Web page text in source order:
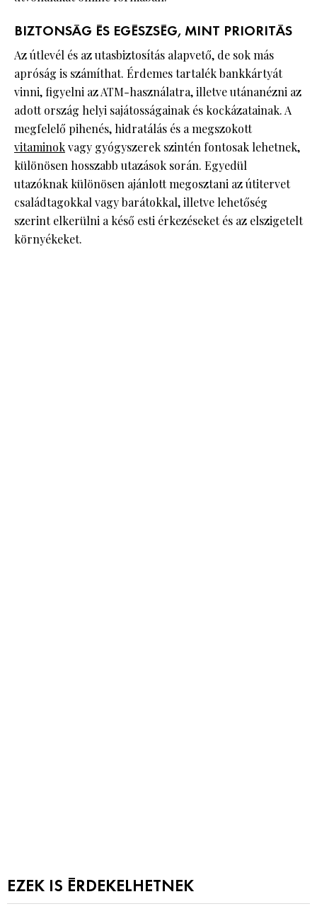
BIZTONSÁG ÉS EGÉSZSÉG, MINT PRIORITÁS
Az útlevél és az utasbiztosítás alapvető, de sok más
apróság is számíthat. Érdemes tartalék bankkártyát
vinni, figyelni az ATM-használatra, illetve utánanézni az
adott ország helyi sajátosságainak és kockázatainak. A
megfelelő pihenés, hidratálás és a megszokott
vitaminokvagy gyógyszerek szintén fontosak lehetnek,
különösen hosszabb utazások során. Egyedül
utazóknak különösen ajánlott megosztani az útitervet
családtagokkal vagy barátokkal, illetve lehetőség
szerint elkerülni a késő esti érkezéseket és az elszigetelt
környékeket.
EZEK IS ÉRDEKELHETNEK